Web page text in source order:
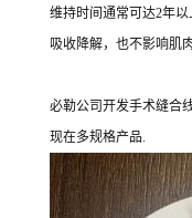
维持时间通常可达2年
吸收降解，也不影响肌
必勒公司开发手术缝合
现在多规格产品.